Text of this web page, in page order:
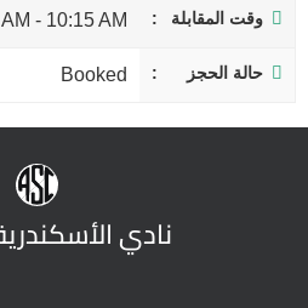
وقت المقابلة 10:15 AM
-
حالة الحجز Booked
نادي